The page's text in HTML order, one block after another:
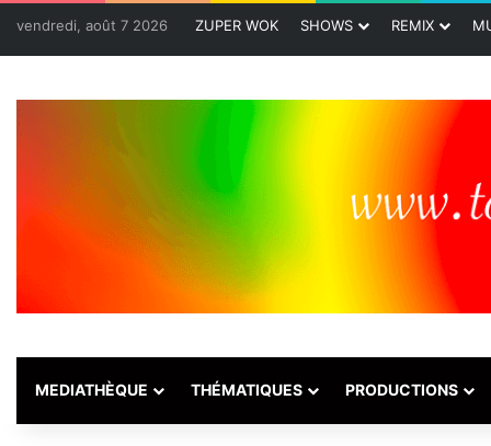
vendredi, août 7 2026 ZUPER WOK SHOWS REMIX
MEDIATHÈQUE THÉMATIQUES PRODUCTIONS